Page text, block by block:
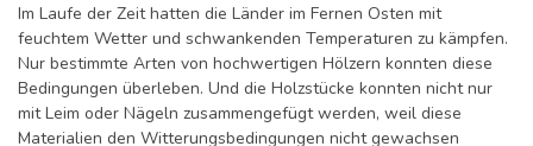
Im Laufe der Zeit hatten die Länder im Fernen Osten mit
feuchtem Wetter und schwankenden Temperaturen zu kämpfen.
Nur bestimmte Arten von hochwertigen Hölzern konnten diese
Bedingungen überleben. Und die Holzstücke konnten nicht nur
mit Leim oder Nägeln zusammengefügt werden, weil diese
Materialien den Witterungsbedingungen nicht gewachsen